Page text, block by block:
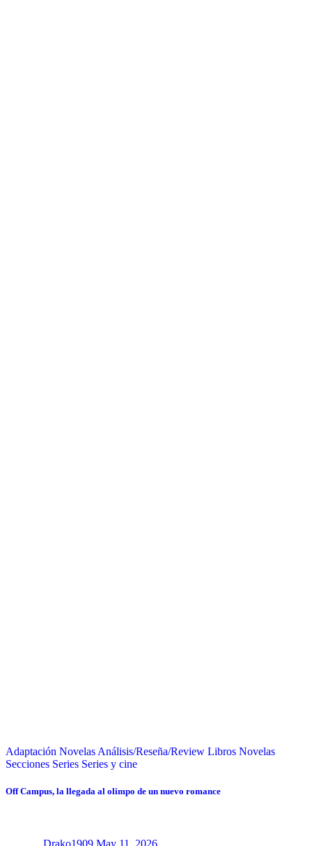
Adaptación Novelas Análisis/Reseña/Review Libros Novelas
Secciones Series Series y cine
Off Campus, la llegada al olimpo de un nuevo romance
Drako1909 May 11, 2026